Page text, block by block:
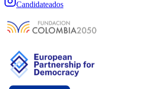
Candidateados